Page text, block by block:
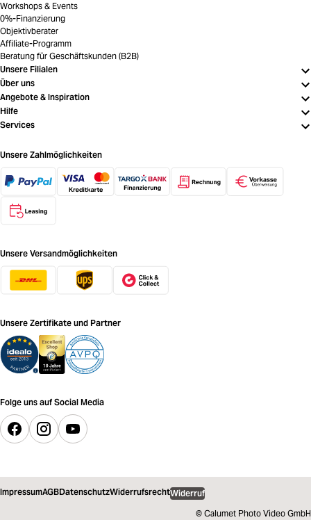
Workshops & Events
0%-Finanzierung
Objektivberater
Affiliate-Programm
Beratung für Geschäftskunden (B2B)
Unsere Filialen
Über uns
Angebote & Inspiration
Hilfe
Services
Unsere Zahlmöglichkeiten
Unsere Versandmöglichkeiten
Unsere Zertifikate und Partner
Folge uns auf Social Media
ImpressumAGBDatenschutzWiderrufsrechtWiderruf
© Calumet Photo Video GmbH